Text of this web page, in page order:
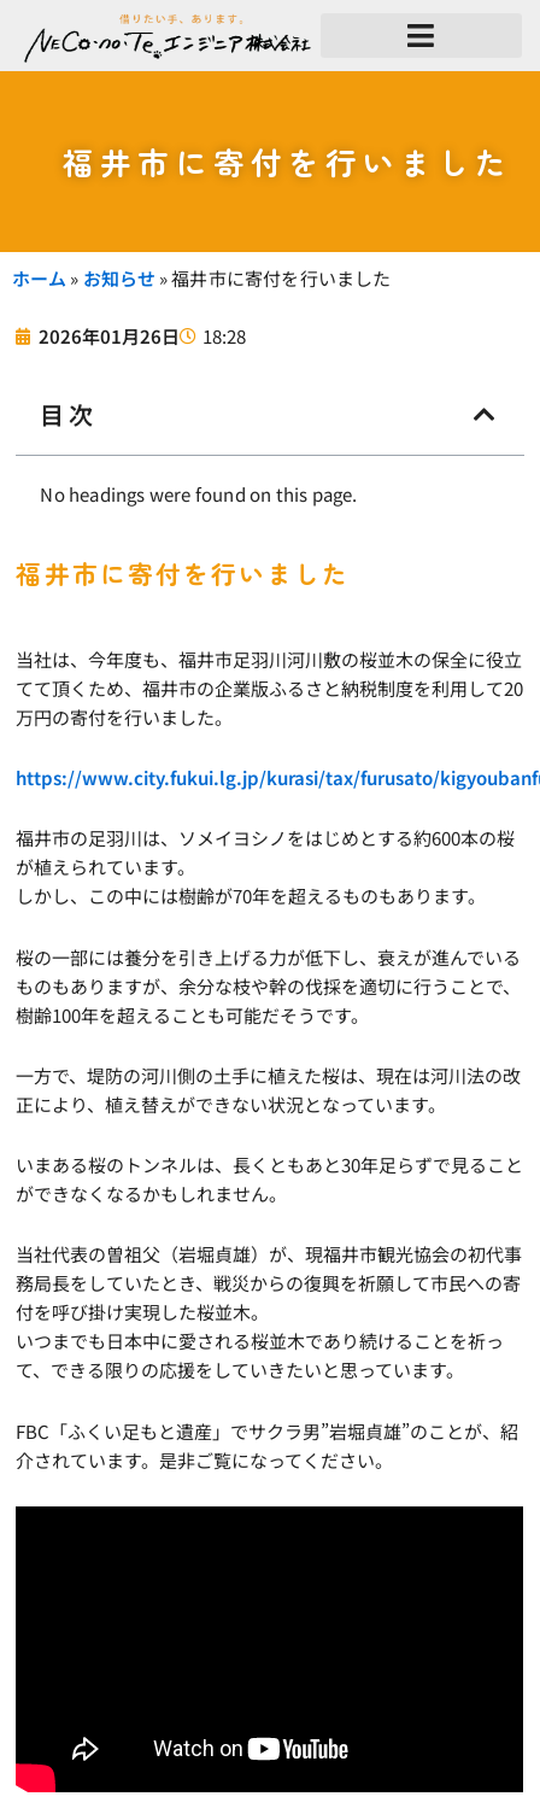
ス
福井市に寄付を行いました
ホーム » お知らせ »福井市に寄付を行いました
2026年01月26日 18:28
目次
No headings were found on this page.
福井市に寄付を行いました
当社は、今年度も、福井市足羽川河川敷の桜並木の保全に役立
てて頂くため、福井市の企業版ふるさと納税制度を利用して20
万円の寄付を行いました。
https://www.city.fukui.lg.jp/kurasi/tax/furusato/
福井市の足羽川は、ソメイヨシノをはじめとする約600本の桜
が植えられています。
しかし、この中には樹齢が70年を超えるものもあります。
桜の一部には養分を引き上げる力が低下し、衰えが進んでいる
ものもありますが、余分な枝や幹の伐採を適切に行うことで、
樹齢100年を超えることも可能だそうです。
一方で、堤防の河川側の土手に植えた桜は、現在は河川法の改
正により、植え替えができない状況となっています。
いまある桜のトンネルは、長くともあと30年足らずで見ること
ができなくなるかもしれません。
当社代表の曽祖父（岩堀貞雄）が、現福井市観光協会の初代事
務局長をしていたとき、戦災からの復興を祈願して市民への寄
付を呼び掛け実現した桜並木。
いつまでも日本中に愛される桜並木であり続けることを祈っ
て、できる限りの応援をしていきたいと思っています。
FBC「ふくい足もと遺産」でサクラ男”岩堀貞雄”のことが、紹
介されています。是非ご覧になってください。